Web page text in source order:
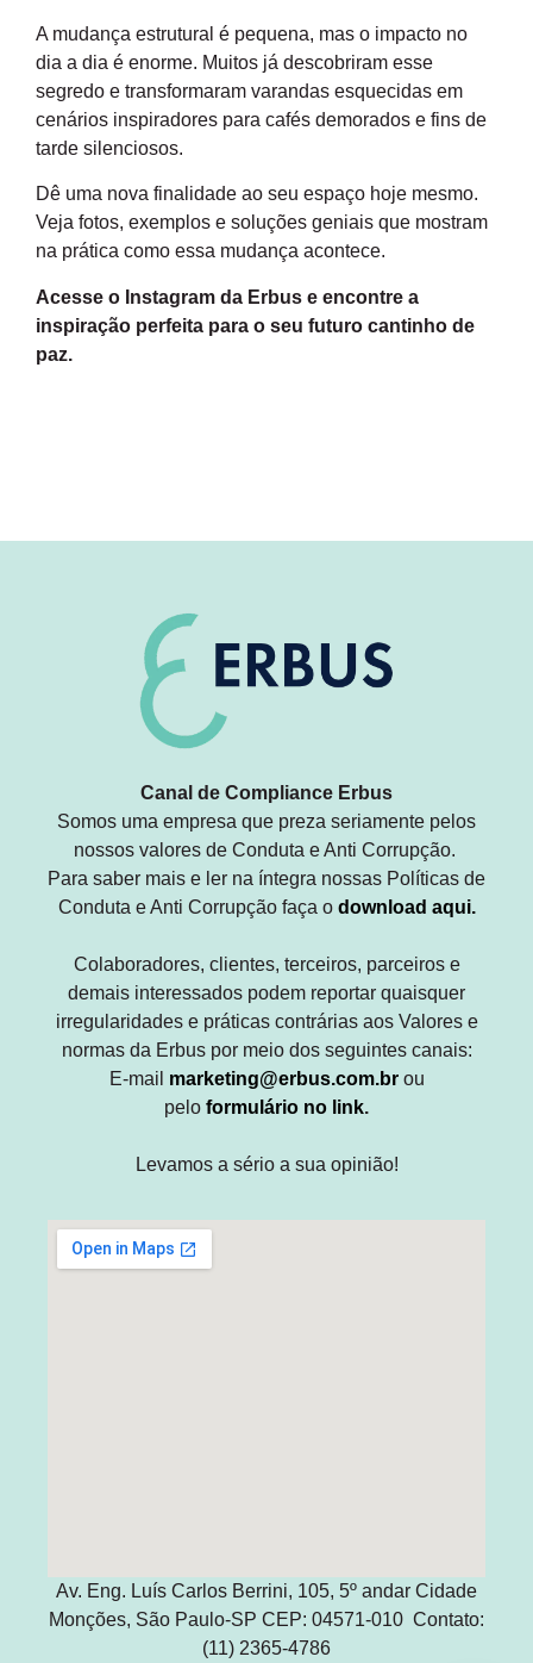
A mudança estrutural é pequena, mas o impacto no
dia a dia é enorme. Muitos já descobriram esse
segredo e transformaram varandas esquecidas em
cenários inspiradores para cafés demorados e fins de
tarde silenciosos.
Dê uma nova finalidade ao seu espaço hoje mesmo.
Veja fotos, exemplos e soluções geniais que mostram
na prática como essa mudança acontece.
Acesse o Instagram da Erbus e encontre a
inspiração perfeita para o seu futuro cantinho de
paz.
Canal de Compliance Erbus
Somos uma empresa que preza seriamente pelos
nossos valores de Conduta e Anti Corrupção.
Para saber mais e ler na íntegra nossas Políticas de
Conduta e Anti Corrupção faça o download aqui.
Colaboradores, clientes, terceiros, parceiros e
demais interessados podem reportar quaisquer
irregularidades e práticas contrárias aos Valores e
normas da Erbus por meio dos seguintes canais:
E-mail marketing@erbus.com.brou
pelo formulário no link.
Levamos a sério a sua opinião!
Av. Eng. Luís Carlos Berrini, 105, 5º andar Cidade
Monções, São Paulo-SP CEP: 04571-010 Contato:
(11) 2365-4786